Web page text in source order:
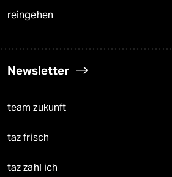
reingehen
Newsletter
team zukunft
taz frisch
taz zahl ich